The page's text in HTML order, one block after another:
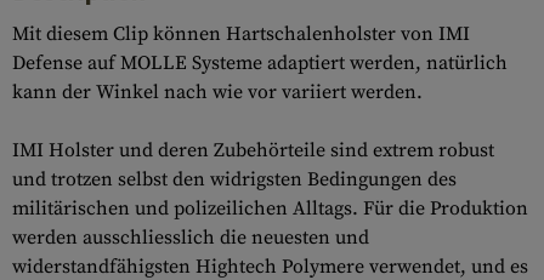
Mit diesem Clip können Hartschalenholster von IMI
Defense auf MOLLE Systeme adaptiert werden, natürlich
kann der Winkel nach wie vor variiert werden.
IMI Holster und deren Zubehörteile sind extrem robust
und trotzen selbst den widrigsten Bedingungen des
militärischen und polizeilichen Alltags. Für die Produktion
werden ausschliesslich die neuesten und
widerstandfähigsten Hightech Polymere verwendet, und es